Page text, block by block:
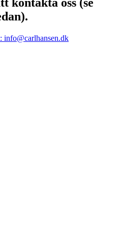
info@carlhansen.dk